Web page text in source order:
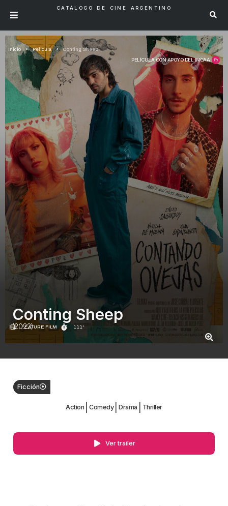
CATÁLOGO DE CINE ARGENTINO
PELÍCULA CON APOYO DEL INCAA
Inicio Pelicula Conting Sheep
FEATURE FILM 111'
Conting Sheep
(2022)
Ficción
Action Comedy Drama Thriller
Ver trailer